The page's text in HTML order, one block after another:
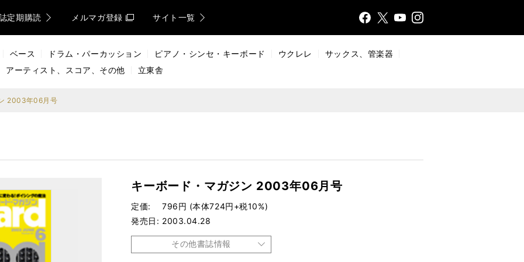
定期購読 メルマガ登録 サイト一覧
FaceX
YouTInsta
ベース ドラム・パーカッション ピアノ・シンセ・キーボード ウクレレ
サックス、管楽器
アーティスト、スコア、その他
立東舎
2003年06月号
キーボード・マガジン 2003年06月号
定価
796円 (本体724円+税10%)
発売日
2003.04.28
その他書誌情報